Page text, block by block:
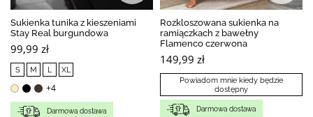
Sukienka tunika z kieszeniami
Stay Real burgundowa
99,99 zł
S M L XL
+4
Darmowa dostawa
Rozkloszowana sukienka na
ramiączkach z bawełny
Flamenco czerwona
149,99 zł
Powiadom mnie kiedy będzie
dostępny
Darmowa dostawa